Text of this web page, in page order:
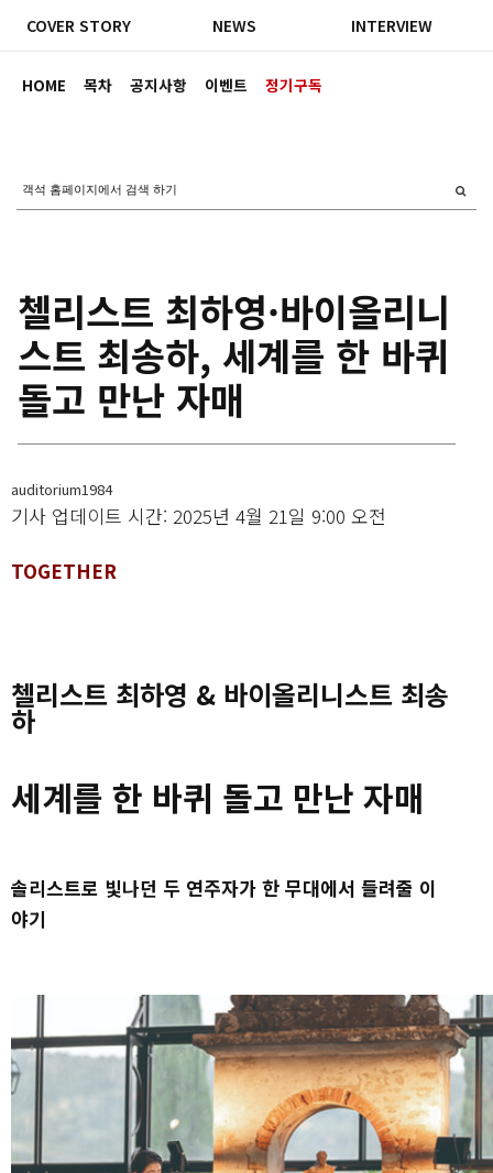
HOME 목차 공지사항 이벤트 정기구독
COVER STORY NEWS INTERVIEW
첼리스트 최하영·바이올리니
스트 최송하, 세계를 한 바퀴
돌고 만난 자매
auditorium1984
기사 업데이트 시간: 2025년 4월 21일 9:00 오전
TOGETHER
첼리스트 최하영 & 바이올리니스트 최송
하
세계를 한 바퀴 돌고 만난 자매
솔리스트로 빛나던 두 연주자가 한 무대에서 들려줄 이
야기